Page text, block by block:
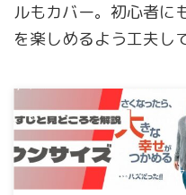
ルもカバー。初心者に
を楽しめるよう工夫し
2026/7/17